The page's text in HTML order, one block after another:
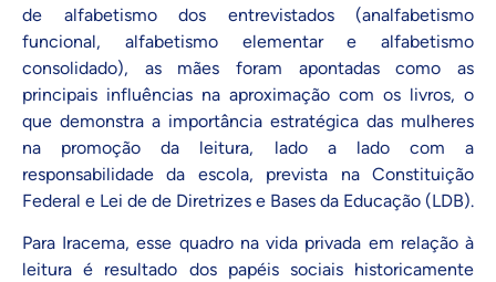
de alfabetismo dos entrevistados (analfabetismo
funcional, alfabetismo elementar e alfabetismo
consolidado), as mães foram apontadas como as
principais influências na aproximação com os livros, o
que demonstra a importância estratégica das mulheres
na promoção da leitura, lado a lado com a
responsabilidade da escola, prevista na Constituição
Federal e Lei de de Diretrizes e Bases da Educação (LDB).
Para Iracema, esse quadro na vida privada em relação à
leitura é resultado dos papéis sociais historicamente